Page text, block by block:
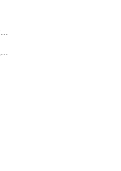
焦炭期货策略：武安限产加码 压制焦炭反弹空间
螺纹钢期货策略：九月多地环保限产 螺纹钢强反弹修复贴水